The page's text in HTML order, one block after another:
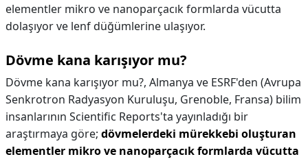
elementler mikro ve nanoparçacık formlarda vücutta
dolaşıyor ve lenf düğümlerine ulaşıyor.
Dövme kana karışıyor mu?
Dövme kana karışıyor mu?, Almanya ve ESRF'den (Avrupa
Senkrotron Radyasyon Kuruluşu, Grenoble, Fransa) bilim
insanlarının Scientific Reports'ta yayınladığı bir
araştırmaya göre; dövmelerdeki mürekkebi oluşturan
elementler mikro ve nanoparçacık formlarda vücutta